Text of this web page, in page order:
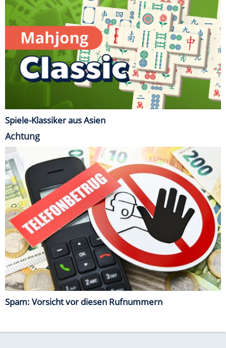
Spiele-Klassiker aus Asien
Achtung
Spam: Vorsicht vor diesen Rufnummern